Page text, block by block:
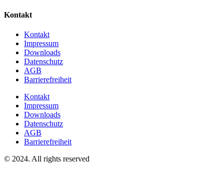
Kontakt
Kontakt
Impressum
Downloads
Datenschutz
AGB
Barrierefreiheit
Kontakt
Impressum
Downloads
Datenschutz
AGB
Barrierefreiheit
© 2024. All rights reserved